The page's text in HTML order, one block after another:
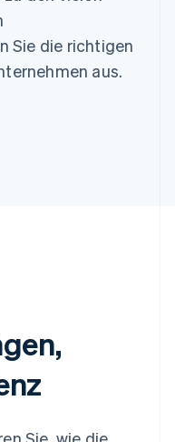
Sie die richtigen
aus.